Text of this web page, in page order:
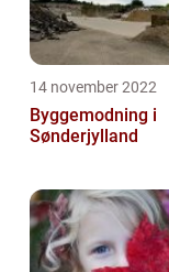
14 november 2022
Byggemodning i
Sønderjylland